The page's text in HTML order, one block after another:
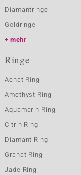
Diamantringe
Goldringe
mehr
Ringe
Achat Ring
Amethyst Ring
Aquamarin Ring
Citrin Ring
Diamant Ring
Granat Ring
Jade Ring